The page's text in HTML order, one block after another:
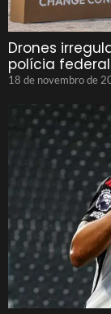
Drones
polícia federal
18 de novembro de